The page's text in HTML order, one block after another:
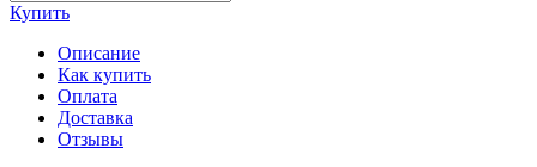
Купить
Описание
Как купить
Оплата
Доставка
Отзывы